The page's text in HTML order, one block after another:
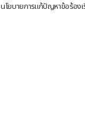
นโยบายการแก้ปัญหาข้อร้อง